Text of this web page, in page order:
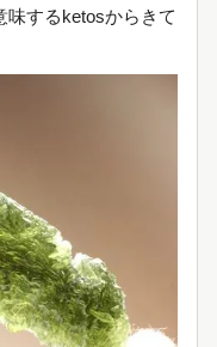
するketosからきて